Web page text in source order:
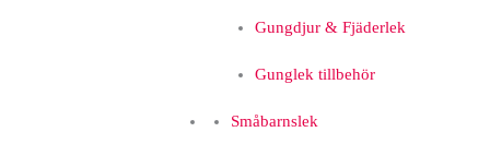
Gungdjur & Fjäderlek
Gunglek tillbehör
Småbarnslek